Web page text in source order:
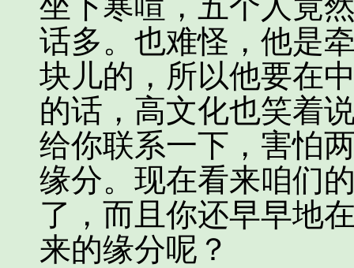
话多。也难怪，他是
块儿的，所以他要在
的话，高文化也笑着
给你联系一下，害怕
缘分。现在看来咱们
了，而且你还早早地
来的缘分呢？